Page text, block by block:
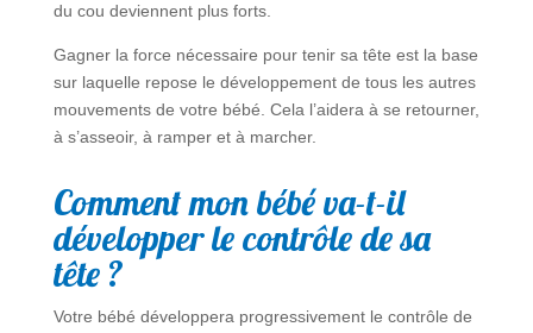
du cou deviennent plus forts.
Gagner la force nécessaire pour tenir sa tête est la base
sur laquelle repose le développement de tous les autres
mouvements de votre bébé. Cela l’aidera à se retourner,
à s’asseoir, à ramper et à marcher.
Comment mon bébé va-t-il
développer le contrôle de sa
tête ?
Votre bébé développera progressivement le contrôle de